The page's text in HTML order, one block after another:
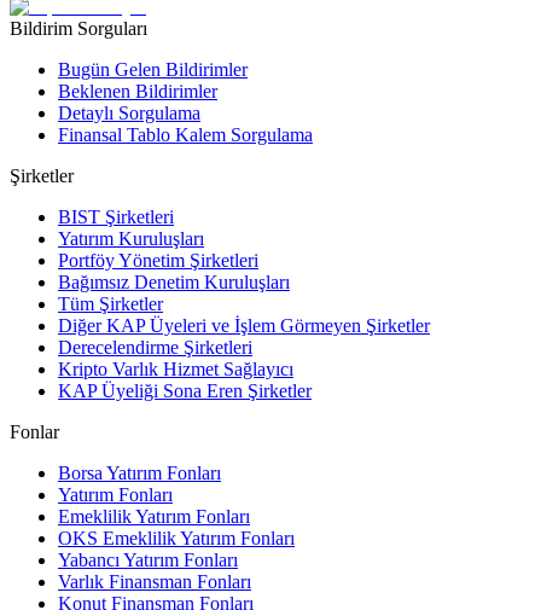
Bildirim Sorguları
Bugün Gelen Bildirimler
Beklenen Bildirimler
Detaylı Sorgulama
Finansal Tablo Kalem Sorgulama
Şirketler
BIST Şirketleri
Yatırım Kuruluşları
Portföy Yönetim Şirketleri
Bağımsız Denetim Kuruluşları
Tüm Şirketler
Diğer KAP Üyeleri ve İşlem Görmeyen Şirketler
Derecelendirme Şirketleri
Kripto Varlık Hizmet Sağlayıcı
KAP Üyeliği Sona Eren Şirketler
Fonlar
Borsa Yatırım Fonları
Yatırım Fonları
Emeklilik Yatırım Fonları
OKS Emeklilik Yatırım Fonları
Yabancı Yatırım Fonları
Varlık Finansman Fonları
Konut Finansman Fonları